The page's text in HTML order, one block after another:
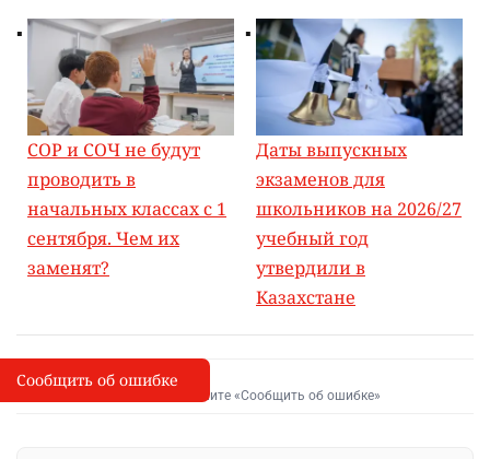
СОР и СОЧ не будут
проводить в
начальных классах с 1
сентября. Чем их
заменят?
Даты выпускных
экзаменов для
школьников на 2026/27
учебный год
утвердили в
Казахстане
I
Сообщить об опечатке
Выделите фрагмент и нажмите «Сообщить об ошибке»
Сообщить об ошибке